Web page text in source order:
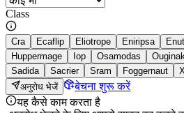
Class
Cra Ecaflip Eliotrope Eniripsa
Huppermage
Iop Osamodas
Sadida
Sacrier Sram Foggernaut
अनुरोध भेजें
बेचना शुरू करें
यह कैसे काम करता है